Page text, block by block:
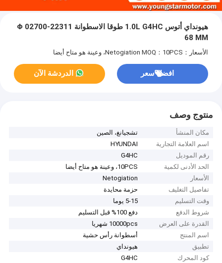
هيونداي أتوس 1.0L G4HC طوقا الاسطوانة 22311-02700 Φ
68 MM
الأسعار：Netogiation MOQ：10PCS، وعينة هو متاح أيضا
افضل سعر الدردشة الآن
منتوج وصف
مكان المنشأ
تشجيانغ، الصين
اسم العلامة التجارية
HYUNDAI
رقم الموديل
G4HC
الحد الأدنى لكمية
10PCS، وعينة هو متاح أيضا
الأسعار
Netogiation
تفاصيل التغليف
حزمة محايدة
وقت التسليم
5-15 يوما
شروط الدفع
دفع 100% قبل التسليم
القدرة على العرض
10000pcs شهريا
اسم المنتج
أسطوانة رأس حشية
تطبيق
هيونداي
كود المحرك
G4HC